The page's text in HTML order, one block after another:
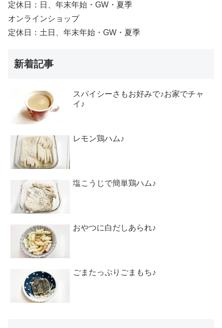
定休日：日、年末年始・GW・夏季
オンラインショップ
定休日：土日、年末年始・GW・夏季
新着記事
スパイシーさもお好みで♪お家でチャ
イ♪
レモン鶏ハム♪
塩こうじで簡単鶏ハム♪
おやつに白だしあられ♪
ごまたっぷりごまもち♪